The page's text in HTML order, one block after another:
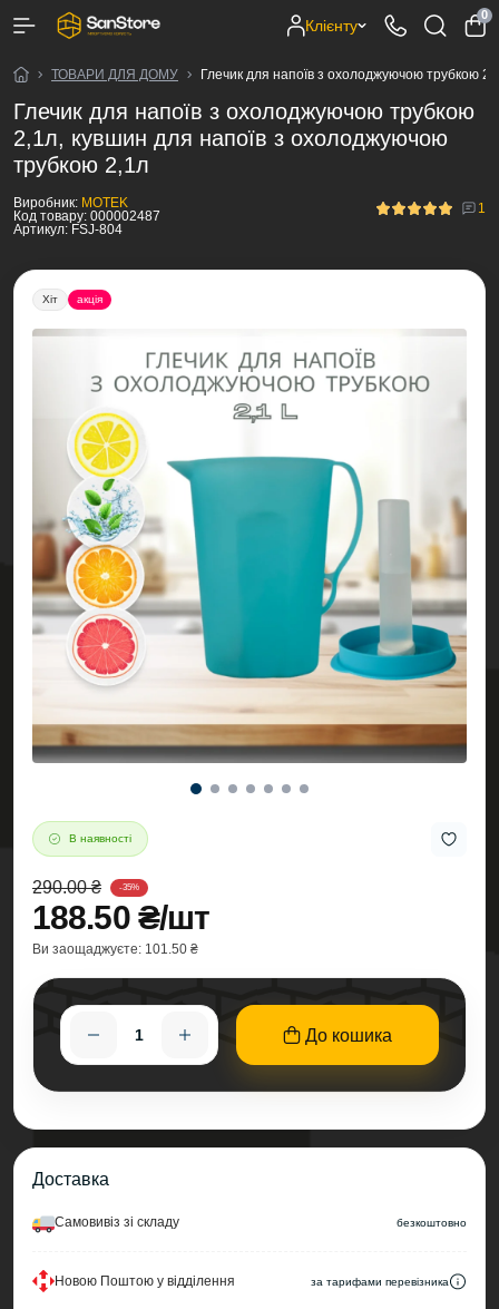
Клієнту
0
ТОВАРИ ДЛЯ ДОМУ Глечик для напоїв з охолоджуючою трубкою
Глечик для напоїв з охолоджуючою трубкою
2,1л, кувшин для напоїв з охолоджуючою
трубкою 2,1л
Виробник: MOTEK
Код товару: 000002487
Артикул: FSJ-804
1
Хіт акція
В наявності
290.00 ₴ -35%
188.50 ₴/шт
Ви заощаджуєте: 101.50 ₴
До кошика
Доставка
Самовивіз зі складу безкоштовно
Новою Поштою у відділення за тарифами перевізника